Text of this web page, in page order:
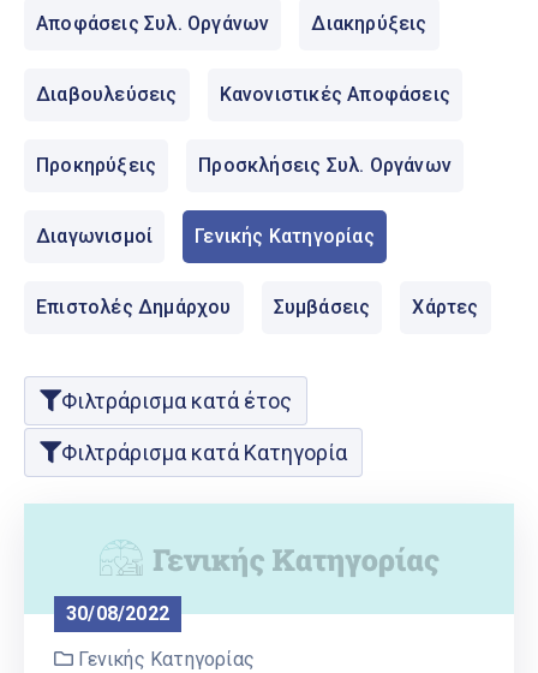
Εθελοντών
English
Αποφάσεις Συλ. Οργάνων Διακηρύξεις
Διαβουλεύσεις Κανονιστικές Αποφάσεις
Προκηρύξεις Προσκλήσεις Συλ. Οργάνων
Διαγωνισμοί Γενικής Κατηγορίας
Επιστολές Δημάρχου Συμβάσεις Χάρτες
Φιλτράρισμα κατά έτος
Φιλτράρισμα κατά Κατηγορία
30/08/2022
Γενικής Κατηγορίας